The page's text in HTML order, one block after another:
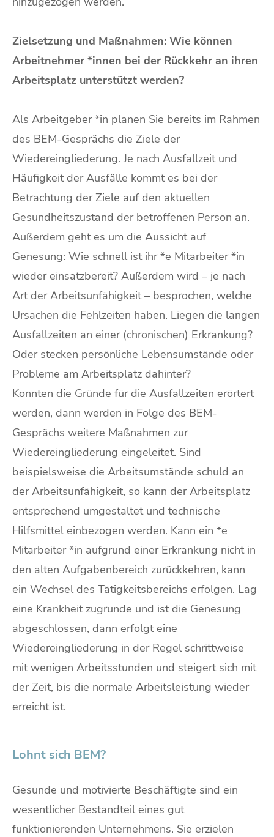
Zielsetzung und Maßnahmen: Wie können
Arbeitnehmer *innen bei der Rückkehr an ihren
Arbeitsplatz unterstützt werden?
Als Arbeitgeber *in planen Sie bereits im Rahmen
des BEM-Gesprächs die Ziele der
Wiedereingliederung. Je nach Ausfallzeit und
Häufigkeit der Ausfälle kommt es bei der
Betrachtung der Ziele auf den aktuellen
Gesundheitszustand der betroffenen Person an.
Außerdem geht es um die Aussicht auf
Genesung: Wie schnell ist ihr *e Mitarbeiter *in
wieder einsatzbereit? Außerdem wird – je nach
Art der Arbeitsunfähigkeit – besprochen, welche
Ursachen die Fehlzeiten haben. Liegen die langen
Ausfallzeiten an einer (chronischen) Erkrankung?
Oder stecken persönliche Lebensumstände oder
Probleme am Arbeitsplatz dahinter?
Konnten die Gründe für die Ausfallzeiten erörtert
werden, dann werden in Folge des BEM-
Gesprächs weitere Maßnahmen zur
Wiedereingliederung eingeleitet. Sind
beispielsweise die Arbeitsumstände schuld an
der Arbeitsunfähigkeit, so kann der Arbeitsplatz
entsprechend umgestaltet und technische
Hilfsmittel einbezogen werden. Kann ein *e
Mitarbeiter *in aufgrund einer Erkrankung nicht in
den alten Aufgabenbereich zurückkehren, kann
ein Wechsel des Tätigkeitsbereichs erfolgen. Lag
eine Krankheit zugrunde und ist die Genesung
abgeschlossen, dann erfolgt eine
Wiedereingliederung in der Regel schrittweise
mit wenigen Arbeitsstunden und steigert sich mit
der Zeit, bis die normale Arbeitsleistung wieder
erreicht ist.
Lohnt sich BEM?
Gesunde und motivierte Beschäftigte sind ein
wesentlicher Bestandteil eines gut
funktionierenden Unternehmens. Sie erzielen